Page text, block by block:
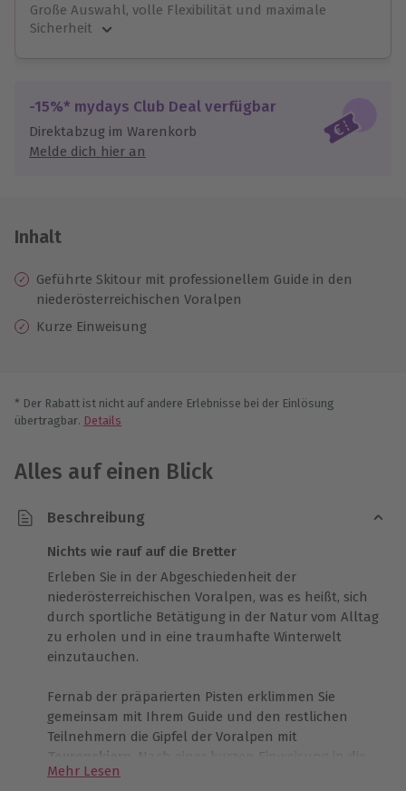
Große Auswahl, volle Flexibilität und maximale
Sicherheit
Jeder Gutschein für alle Erlebnisse einlösbar.
Maximale Sicherheit
10 Jahre gültig & verlängerbar.
-15%* mydays Club Deal verfügbar
Direktabzug im Warenkorb
Melde dich hier an
Inhalt
Geführte Skitour mit professionellem Guide in den
niederösterreichischen Voralpen
Kurze Einweisung
* Der Rabatt ist nicht auf andere Erlebnisse bei der Einlösung
übertragbar. Details
Alles auf einen Blick
Beschreibung
Nichts wie rauf auf die Bretter
Erleben Sie in der Abgeschiedenheit der
niederösterreichischen Voralpen, was es heißt, sich
durch sportliche Betätigung in der Natur vom Alltag
zu erholen und in eine traumhafte Winterwelt
einzutauchen.
Fernab der präparierten Pisten erklimmen Sie
gemeinsam mit Ihrem Guide und den restlichen
Teilnehmern die Gipfel der Voralpen mit
Tourenskiern
. Nach einer kurzen Einweisung in die
richtige Technik des Tourengehens starten Sie Ihre
Mehr Lesen